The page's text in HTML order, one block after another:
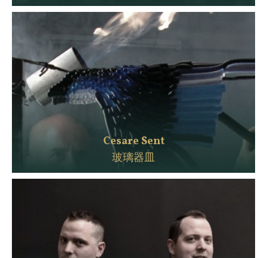
Cesare Sent
玻璃器皿